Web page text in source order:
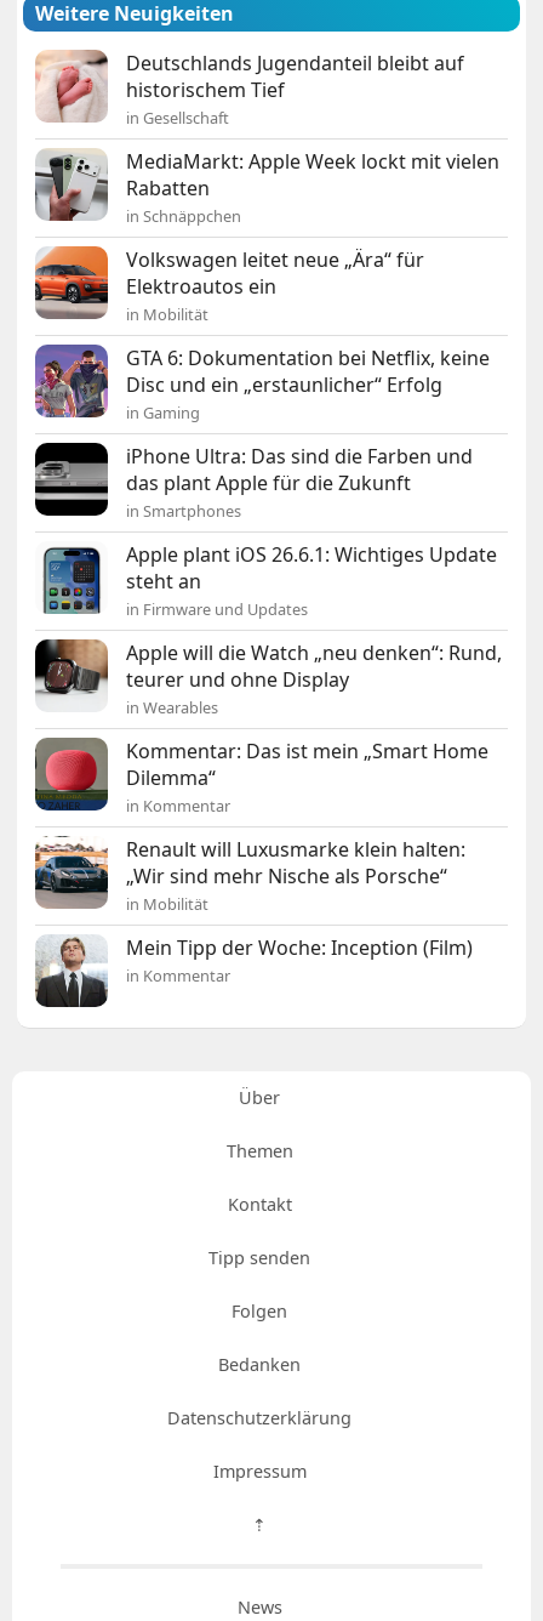
Weitere Neuigkeiten
Deutschlands Jugendanteil bleibt auf
historischem Tief
in Gesellschaft
MediaMarkt: Apple Week lockt mit vielen
Rabatten
in Schnäppchen
Volkswagen leitet neue „Ära“ für
Elektroautos ein
in Mobilität
GTA 6: Dokumentation bei Netflix, keine
Disc und ein „erstaunlicher“ Erfolg
in Gaming
iPhone Ultra: Das sind die Farben und
das plant Apple für die Zukunft
in Smartphones
Apple plant iOS 26.6.1: Wichtiges Update
steht an
in Firmware und Updates
Apple will die Watch „neu denken“: Rund,
teurer und ohne Display
in Wearables
Kommentar: Das ist mein „Smart Home
Dilemma“
in Kommentar
Renault will Luxusmarke klein halten:
„Wir sind mehr Nische als Porsche“
in Mobilität
Mein Tipp der Woche: Inception (Film)
in Kommentar
Über
Themen
Kontakt
Tipp senden
Folgen
Bedanken
Datenschutzerklärung
Impressum
⇡
News